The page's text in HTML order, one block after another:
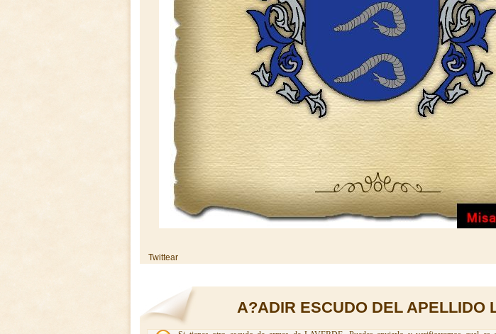
Twittear
A?ADIR ESCUDO DEL APELLIDO